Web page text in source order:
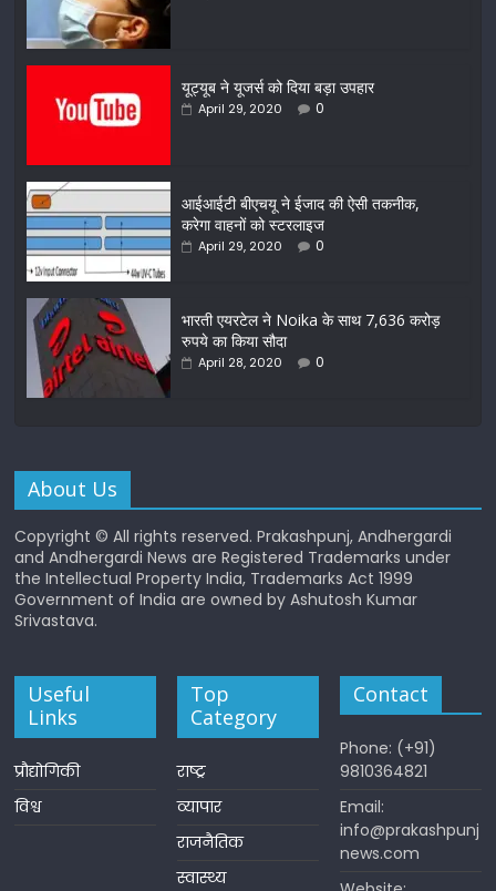
यूट्यूब ने यूजर्स को दिया बड़ा उपहार
April 29, 2020 0
आईआईटी बीएचयू ने ईजाद की ऐसी तकनीक,
करेगा वाहनों को स्टरलाइज
April 29, 2020 0
भारती एयरटेल ने Noika के साथ 7,636 करोड़
रुपये का किया सौदा
April 28, 2020 0
About Us
Copyright © All rights reserved. Prakashpunj, Andhergardi
and Andhergardi News are Registered Trademarks under
the Intellectual Property India, Trademarks Act 1999
Government of India are owned by Ashutosh Kumar
Srivastava.
Useful
Links
प्रौद्योगिकी
विश्व
Top
Category
राष्ट्र
व्यापार
राजनैतिक
स्वास्थ्य
Contact
Phone: (+91)
9810364821
Email:
info@prakashpunj
news.com